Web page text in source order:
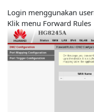
Login menggunakan
Klik menu Forward Rules